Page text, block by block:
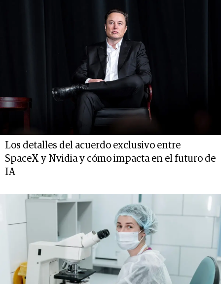
Los detalles del acuerdo exclusivo entre
SpaceX y Nvidia y cómo impacta en el futuro de
IA